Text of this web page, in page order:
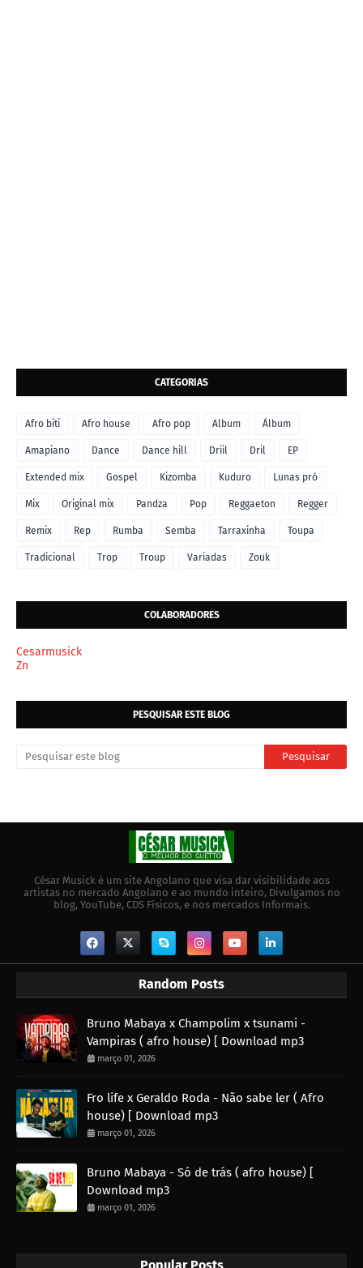
CATEGORIAS
Afro biti Afro house Afro pop Album Álbum
Amapiano Dance Dance hill Driil Dril EP
Extended mix Gospel Kizomba Kuduro Lunas pró
Mix Original mix Pandza Pop Reggaeton Regger
Remix Rep Rumba Semba Tarraxinha Toupa
Tradicional Trop Troup Variadas Zouk
COLABORADORES
Cesarmusick
Zn
PESQUISAR ESTE BLOG
César Musick é um site Angolano que visa dar visibilidade aos
artistas no mercado Angolano e ao mundo inteiro, Divulgamos no
blog, YouTube, CDS Físicos, e nos mercados Informais.
Random Posts
Bruno Mabaya x Champolim x tsunami -
Vampiras ( afro house) [ Download mp3
março 01, 2026
Fro life x Geraldo Roda - Não sabe ler ( Afro
house) [ Download mp3
março 01, 2026
Bruno Mabaya - Só de trás ( afro house) [
Download mp3
março 01, 2026